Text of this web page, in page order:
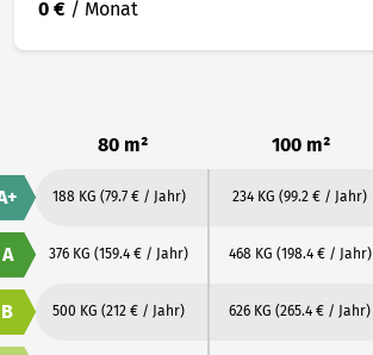
0 € / Monat
80 m² 100 m²
188 KG (79.7 € / Jahr) 234 KG (99.2 € / Jahr)
A 376 KG (159.4 € / Jahr) 468 KG (198.4 € / Jahr)
B 500 KG (212 € / Jahr) 626 KG (265.4 € / Jahr)